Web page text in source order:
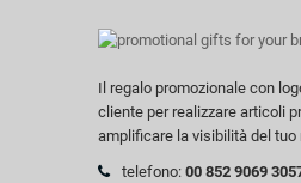
Il regalo promozionale con
cliente per realizzare articoli
amplificare la visibilità del tuo
telefono: 00 852 9069